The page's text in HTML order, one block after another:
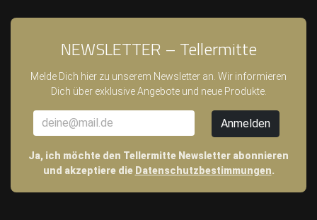
NEWSLETTER – Tellermitte
Melde Dich hier zu unserem Newsletter an. Wir informieren
Dich über exklusive Angebote und neue Produkte.
Ja, ich möchte den Tellermitte Newsletter abonnieren
und akzeptiere die Datenschutzbestimmungen.